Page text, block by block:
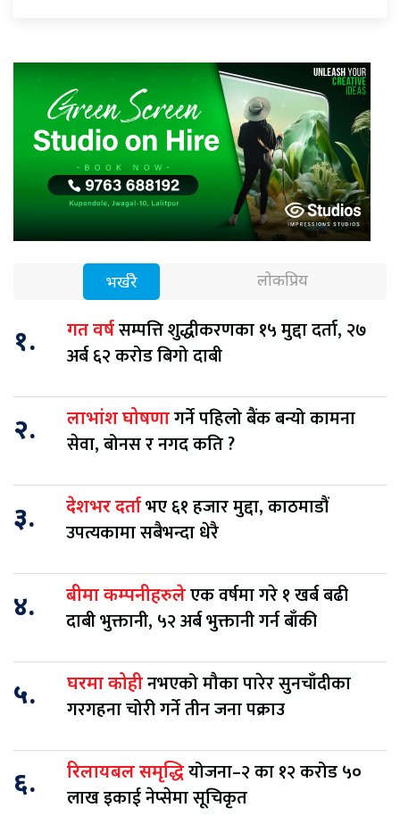
भर्खरै लोकप्रिय
१. गत वर्षसम्पत्ति शुद्धीकरणका १५ मुद्दा दर्ता, २७
अर्ब ६२ करोड बिगो दाबी
२. लाभांश घोषणागर्ने पहिलो बैंक बन्यो कामना
सेवा, बोनस र नगद कति ?
३. देशभर दर्ताभए ६१ हजार मुद्दा, काठमाडौं
उपत्यकामा सबैभन्दा धेरै
४. बीमा कम्पनीहरुलेएक वर्षमा गरे १ खर्ब बढी
दाबी भुक्तानी, ५२ अर्ब भुक्तानी गर्न बाँकी
५. घरमा कोहीनभएको मौका पारेर सुनचाँदीका
गरगहना चोरी गर्ने तीन जना पक्राउ
६. रिलायबल समृद्धियोजना–२ का १२ करोड ५०
लाख इकाई नेप्सेमा सूचिकृत